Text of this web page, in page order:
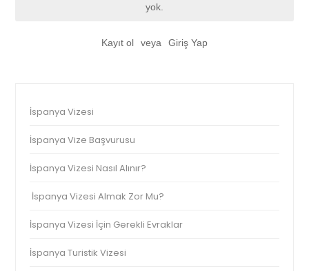
yok.
Kayıt ol veya Giriş Yap
İspanya Vizesi
İspanya Vize Başvurusu
İspanya Vizesi Nasıl Alınır?
İspanya Vizesi Almak Zor Mu?
İspanya Vizesi İçin Gerekli Evraklar
İspanya Turistik Vizesi